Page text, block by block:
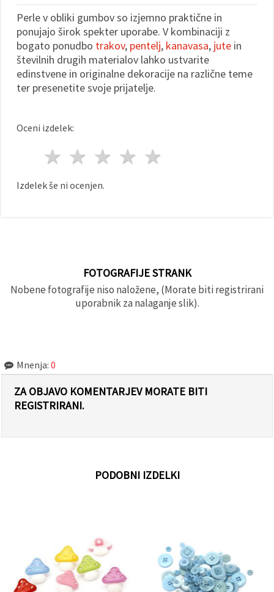
Perle v obliki gumbov so izjemno praktične in
ponujajo širok spekter uporabe. V kombinaciji z
bogato ponudbo trakov, pentelj, kanavasa, jute in
številnih drugih materialov lahko ustvarite
edinstvene in originalne dekoracije na različne teme
ter presenetite svoje prijatelje.
Oceni izdelek:
4 zvezde
3 zvezde
2 zvezde
1 zvezda
Izdelek še ni ocenjen.
FOTOGRAFIJE STRANK
Nobene fotografije niso naložene, (Morate biti registrirani
uporabnik za nalaganje slik).
Mnenja: 0
ZA OBJAVO KOMENTARJEV MORATE BITI
REGISTRIRANI.
PODOBNI IZDELKI